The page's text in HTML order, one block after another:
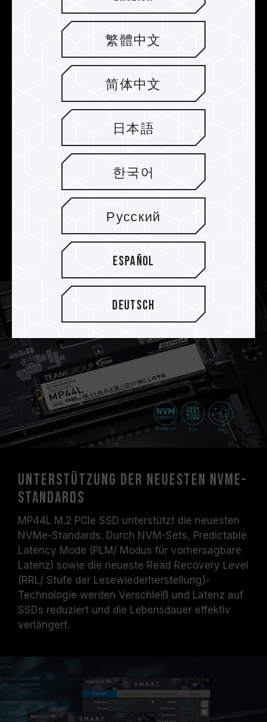
Vielfältige
Optimierungstechnologie für
Stabilität, Haltbarkeit und
verbesserte Zuverlässigkeit
Sie unterstützt die Windows TRIM-
Optimierungsoption sowie Low Density Parity
Check Code (LDPC), wodurch die
Verschleißbelastung der SSD bei
Hochgeschwindigkeits-
Lese-/Schreibvorgängen reduziert wird. Sie
verfügt außerdem über eine präzise
Fehlerkorrektur, die es der MP44L M.2 PCIe SSD
erlaubt, bei einer hohen Geschwindigkeit mit
großer Stabilität, Haltbarkeit und
Zuverlässigkeit zu arbeiten.
Unterstützung der neuesten NVMe-
Standards
MP44L M.2 PCIe SSD unterstützt die neuesten
NVMe-Standards. Durch NVM-Sets, Predictable
Latency Mode (PLM/ Modus für vorhersagbare
Latenz) sowie die neueste Read Recovery Level
(RRL/ Stufe der Lesewiederherstellung)-
Technologie werden Verschleiß und Latenz auf
SSDs reduziert und die Lebensdauer effektiv
verlängert.
繁體中文
简体中文
日本語
한국어
Русский
Español
Deutsch